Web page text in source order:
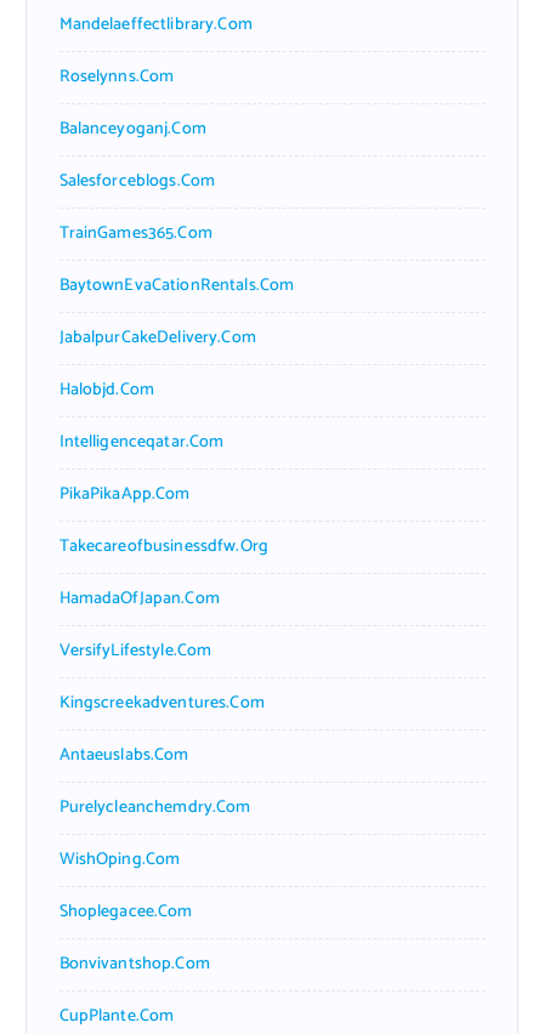
Mandelaeffectlibrary.com
Roselynns.com
Balanceyoganj.com
Salesforceblogs.com
TrainGames365.com
BaytownEvaCationRentals.com
JabalpurCakeDelivery.com
Halobjd.com
Intelligenceqatar.com
PikaPikaApp.com
Takecareofbusinessdfw.org
HamadaOfJapan.com
VersifyLifestyle.com
Kingscreekadventures.com
Antaeuslabs.com
Purelycleanchemdry.com
WishOping.com
Shoplegacee.com
Bonvivantshop.com
CupPlante.com